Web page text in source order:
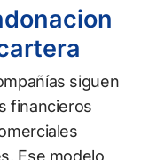
siguen
financieros
Ese modelo